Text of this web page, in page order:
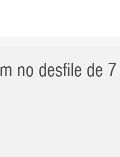
no desfile de